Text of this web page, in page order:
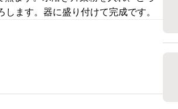
ます。器に盛り付けて完成です。